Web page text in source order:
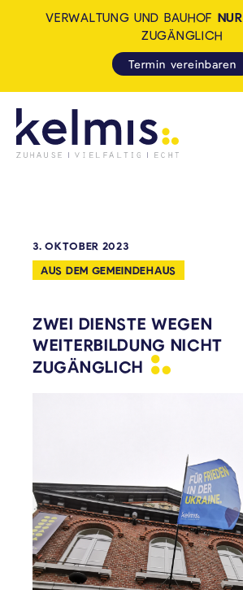
VERWALTUNG UND BAUHOF NUR
ZUGÄNGLICH
Termin vereinbaren
3. OKTOBER 2023
AUS DEM GEMEINDEHAUS
ZWEI DIENSTE WEGEN
WEITERBILDUNG NICHT
ZUGÄNGLICH